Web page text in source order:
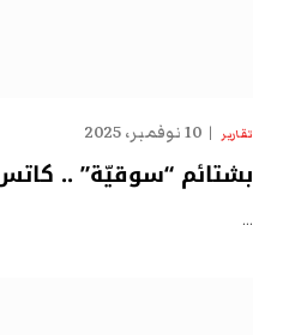
تقارير 10 نوفمبر، 2025
بشتائم “سوقيّة” ..
…